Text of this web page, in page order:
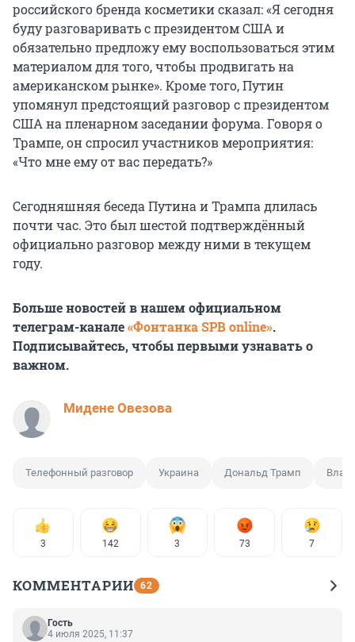
российского бренда косметики сказал: «Я сегодня
буду разговаривать с президентом США и
обязательно предложу ему воспользоваться этим
материалом для того, чтобы продвигать на
американском рынке». Кроме того, Путин
упомянул предстоящий разговор с президентом
США на пленарном заседании форума. Говоря о
Трампе, он спросил участников мероприятия:
«Что мне ему от вас передать?»
Сегодняшняя беседа Путина и Трампа длилась
почти час. Это был шестой подтверждённый
официально разговор между ними в текущем
году.
Больше новостей в нашем официальном
телеграм-канале«Фонтанка SPB online».
Подписывайтесь, чтобы первыми узнавать о
важном.
Мидене Овезова
Телефонный разговор Украина Дональд Трамп
3 142 3 73 7
КОММЕНТАРИИ 62
Гость
4 июля 2025, 11:37